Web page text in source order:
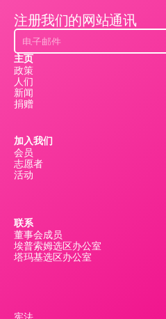
注册我们的网站通讯
主页
政策
人们
新闻
捐赠
加入我们
会员
志愿者
活动
联系
董事会成员
埃普索姆选区办公室
塔玛基选区办公室